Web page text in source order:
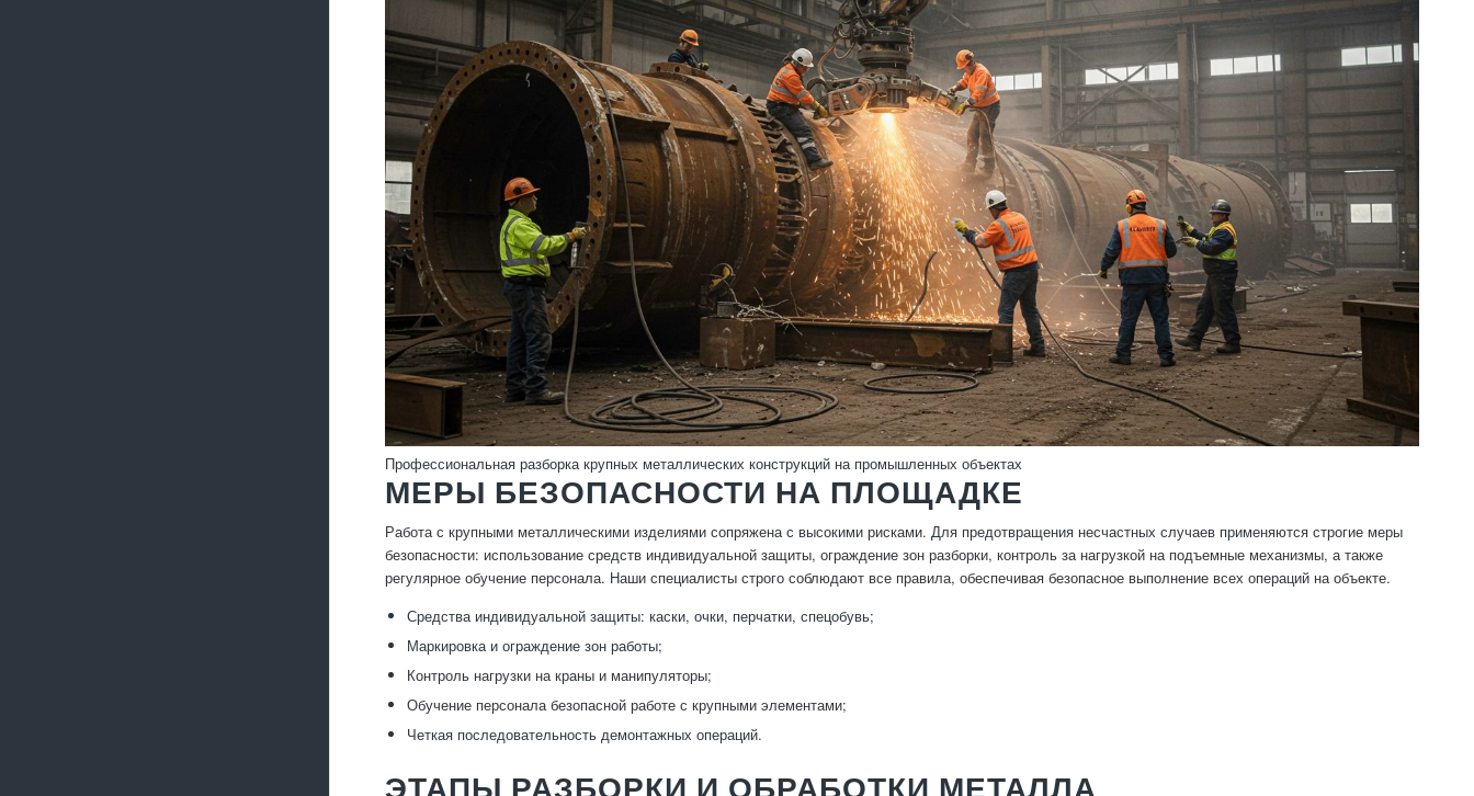
Профессиональная разборка крупных металлических конструкций на промышленных объектах
МЕРЫ БЕЗОПАСНОСТИ НА ПЛОЩАДКЕ
Работа с крупными металлическими изделиями сопряжена с высокими рисками. Для предотвращения несчастных случаев применяются строгие меры
безопасности: использование средств индивидуальной защиты, ограждение зон разборки, контроль за нагрузкой на подъемные механизмы, а также
регулярное обучение персонала. Наши специалисты строго соблюдают все правила, обеспечивая безопасное выполнение всех операций на объекте.
Средства индивидуальной защиты: каски, очки, перчатки, спецобувь;
Маркировка и ограждение зон работы;
Контроль нагрузки на краны и манипуляторы;
Обучение персонала безопасной работе с крупными элементами;
Четкая последовательность демонтажных операций.
ЭТАПЫ РАЗБОРКИ И ОБРАБОТКИ МЕТАЛЛА